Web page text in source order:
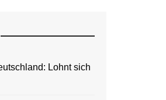
Lohnt sich